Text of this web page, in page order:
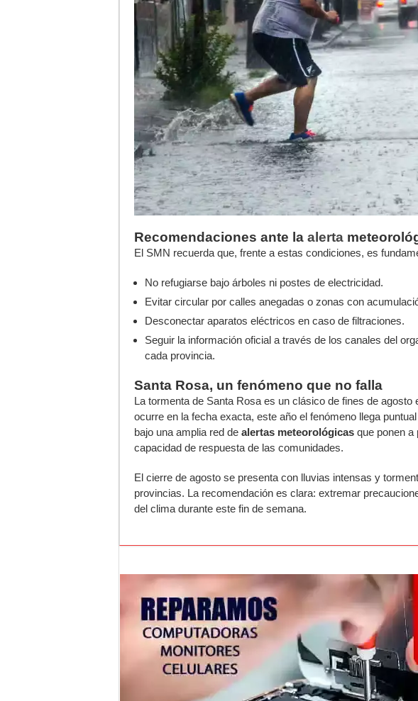
Recomendaciones ante la alerta
El SMN recuerda que, frente a estas condiciones, es
No refugiarse bajo árboles ni postes de electricidad.
Evitar circular por calles anegadas o zonas con
Desconectar aparatos eléctricos en caso de filtraciones.
Seguir la información oficial a través de los canales del
cada provincia.
Santa Rosa, un fenómeno que no falla
La tormenta de Santa Rosa es un clásico de fines de agosto
ocurre en la fecha exacta, este año el fenómeno llega
bajo una amplia red de alertas meteorológicas que ponen a
capacidad de respuesta de las comunidades.
El cierre de agosto se presenta con lluvias intensas y
provincias. La recomendación es clara: extremar
del clima durante este fin de semana.